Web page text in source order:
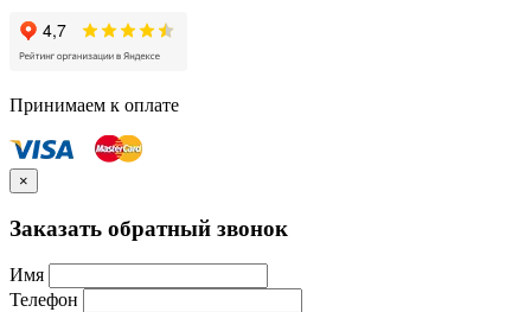
Принимаем к оплате
×
Заказать обратный звонок
Имя
Телефон